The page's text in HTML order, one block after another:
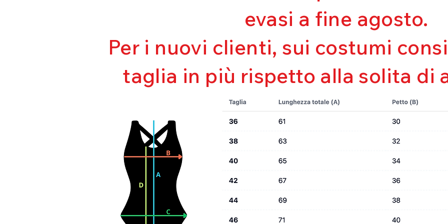
Perfetta vestibilità
Asciugatura rapida
evasi a fine agosto.
Per i nuovi clienti, sui costumi
taglia in più rispetto alla solita di